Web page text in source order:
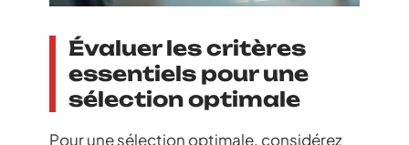
Évaluer les critères
essentiels pour une
sélection optimale
Pour une sélection optimale, considérez